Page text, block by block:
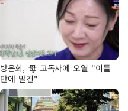
방은희, 母 고독사에 오열 "이틀
만에 발견"